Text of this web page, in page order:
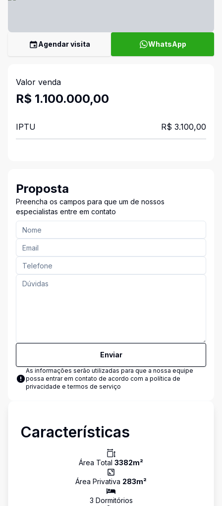
Agendar visita WhatsApp
Valor venda
R$ 1.100.000,00
IPTU R$ 3.100,00
Proposta
Preencha os campos para que um de nossos
especialistas entre em contato
Enviar
As informações serão utilizadas para que a nossa equipe
possa entrar em contato de acordo com a política de
privacidade e termos de serviço
Características
Área Total 3382m²
Área Privativa 283m²
3 Dormitórios